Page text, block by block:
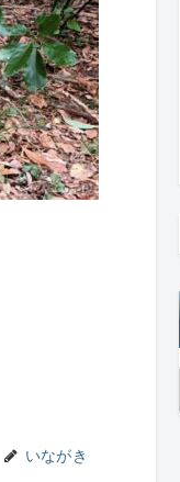
いながき